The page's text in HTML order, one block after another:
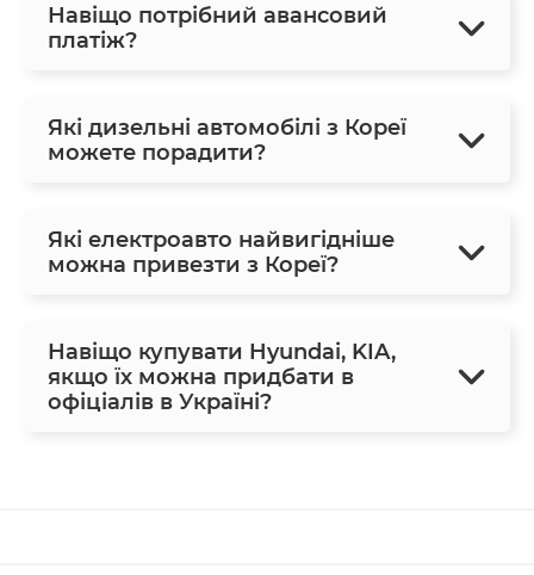
Навіщо потрібний авансовий
платіж?
Які дизельні автомобілі з Кореї
можете порадити?
Які електроавто найвигідніше
можна привезти з Кореї?
Навіщо купувати Hyundai, KIA,
якщо їх можна придбати в
офіціалів в Україні?